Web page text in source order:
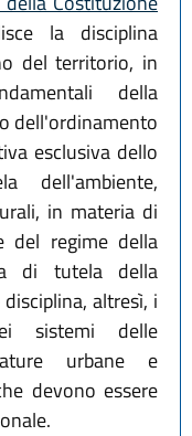
la disciplina
del territorio, in
della
dell'ordinamento
esclusiva dello
in materia di
del regime della
di tutela della
altresì, i
sistemi delle
urbane e
devono essere